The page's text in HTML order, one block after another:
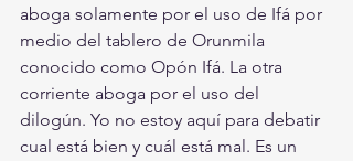
aboga solamente por el uso de Ifá por
medio del tablero de Orunmila
conocido como Opón Ifá. La otra
corriente aboga por el uso del
dilogún. Yo no estoy aquí para debatir
cual está bien y cuál está mal. Es un